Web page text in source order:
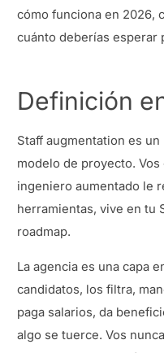
cómo funciona en 2026,
cuánto deberías esperar
Definición
Staff augmentation es
modelo de proyecto.
ingeniero aumentado le
herramientas, vive en tu
roadmap.
La agencia es una capa
candidatos, los filtra,
paga salarios, da
algo se tuerce. Vos